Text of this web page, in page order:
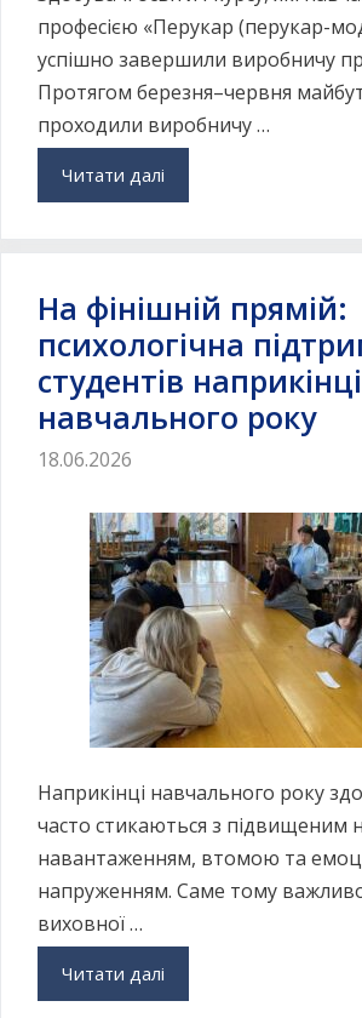
професією «Перукар (перукар-
успішно завершили виробничу
Протягом березня–червня
проходили виробничу …
Читати далі
На фінішній прямій:
психологічна
студентів наприкінці
навчального року
18.06.2026
Наприкінці навчального року
часто стикаються з підвищеним
навантаженням, втомою та
напруженням. Саме тому
виховної …
Читати далі